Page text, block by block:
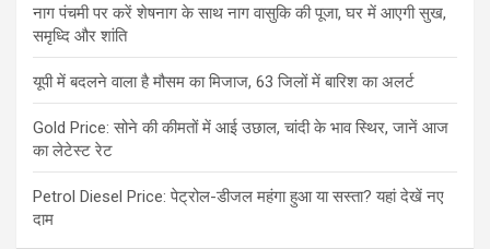
नाग पंचमी पर करें शेषनाग के साथ नाग वासुकि की पूजा, घर में आएगी सुख,
समृध्दि और शांति
यूपी में बदलने वाला है मौसम का मिजाज, 63 जिलों में बारिश का अलर्ट
Gold Price: सोने की कीमतों में आई उछाल, चांदी के भाव स्थिर, जानें आज
का लेटेस्ट रेट
Petrol Diesel Price: पेट्रोल-डीजल महंगा हुआ या सस्ता? यहां देखें नए
दाम